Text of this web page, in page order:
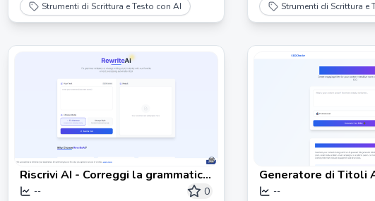
Strumenti di Scrittura e Testo con AI Strumenti di Scrittura e
Riscrivi AI - Correggi la grammatica
o cambia lo stile di scrittura con AI
--
0
Generatore di Titoli
SEOCheckr
--